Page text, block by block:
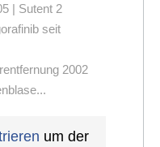
| Sutent 2
seit
2002
um der